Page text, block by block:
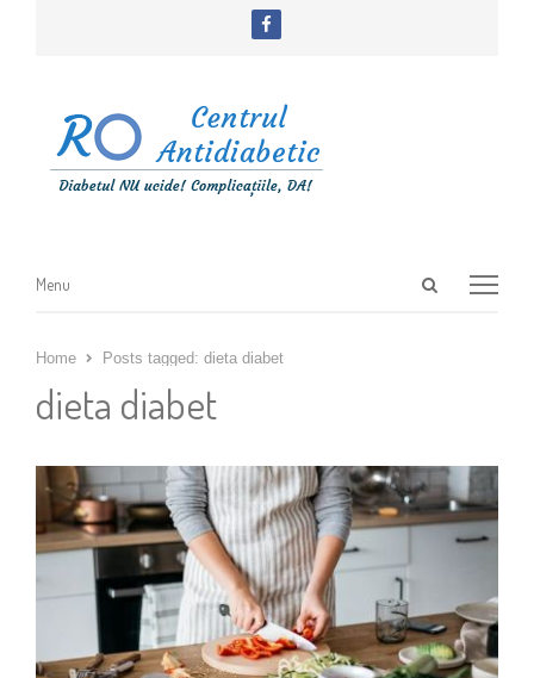
Open
Menu
Menu
Home Posts tagged: dieta diabet
dieta diabet